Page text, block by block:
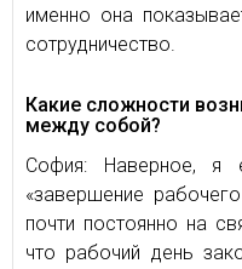
именно она
сотрудничество.
Какие сложности
между собой?
София: Наверное, я
«завершение
почти постоянно на
что рабочий день